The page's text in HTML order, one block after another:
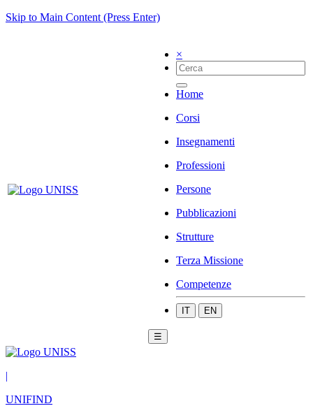
Skip to Main Content (Press Enter)
×
Home
Corsi
Insegnamenti
Professioni
Persone
Pubblicazioni
Strutture
Terza Missione
Competenze
IT EN
☰
|
UNIFIND